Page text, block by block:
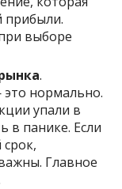
прибыли.
выборе
.
нормально.
упали в
в панике. Если
Главное